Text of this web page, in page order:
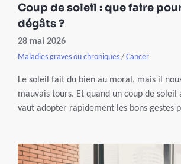
Coup de soleil : que faire
dégâts ?
28 mai 2026
Maladies graves ou chroniques / Cancer
Le soleil fait du bien au moral, mais il
mauvais tours. Et quand un coup de
vaut adopter rapidement les bons gestes